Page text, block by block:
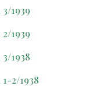
1939
1939
1938
1-2/1938